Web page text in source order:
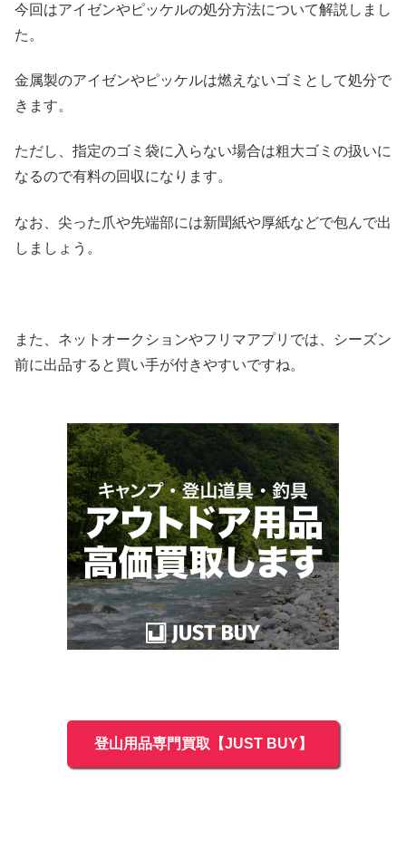
今回はアイゼンやピッケルの処分方法について解説しまし
た。
金属製のアイゼンやピッケルは燃えないゴミとして処分で
きます。
ただし、指定のゴミ袋に入らない場合は粗大ゴミの扱いに
なるので有料の回収になります。
なお、尖った爪や先端部には新聞紙や厚紙などで包んで出
しましょう。
また、ネットオークションやフリマアプリでは、シーズン
前に出品すると買い手が付きやすいですね。
登山用品専門買取【JUST BUY】